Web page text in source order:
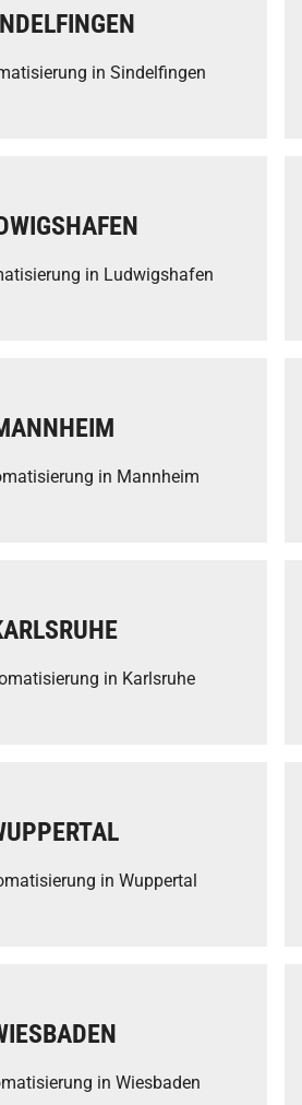
in Sindelfingen
in Ludwigshafen
in Mannheim
in Karlsruhe
in Wuppertal
in Wiesbaden